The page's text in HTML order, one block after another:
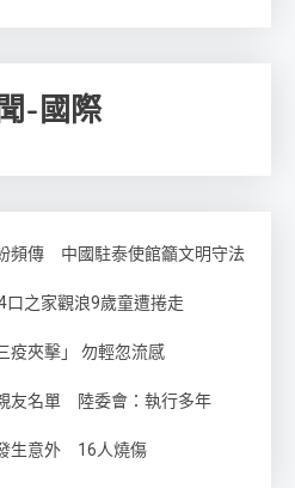
-國際
頻傳 中國駐泰使館籲文明守法
口之家觀浪9歲童遭捲走
疫夾擊」 勿輕忽流感
友名單 陸委會：執行多年
生意外 16人燒傷